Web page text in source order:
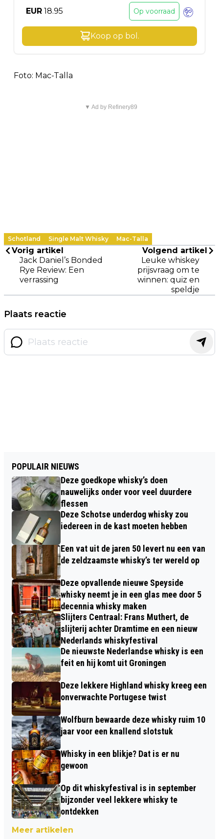
EUR 18.95 Op voorraad
Koop op bol .
Foto: Mac-Talla
▼ Ad by Refinery89
Schotland Single Malt Whisky Mac-Talla
Vorig artikel
Jack Daniel’s Bonded
Rye Review: Een
verrassing
Volgend artikel
Leuke whiskey
prijsvraag om te
winnen: quiz en
speldje
Plaats reactie
POPULAIR NIEUWS
Deze goedkope whisky’s doen
nauwelijks onder voor veel duurdere
flessen
Deze Schotse underdog whisky zou
iedereen in de kast moeten hebben
Een vat uit de jaren 50 levert nu een van
de zeldzaamste whisky’s ter wereld op
Deze opvallende nieuwe Speyside
whisky neemt je in een glas mee door 5
decennia whisky maken
Slijters Centraal: Frans Muthert, de
slijterij achter Dramtime en een nieuw
Nederlands whiskyfestival
De nieuwste Nederlandse whisky is een
feit en hij komt uit Groningen
Deze lekkere Highland whisky kreeg een
onverwachte Portugese twist
Wolfburn bewaarde deze whisky ruim 10
jaar voor een knallend slotstuk
Whisky in een blikje? Dat is er nu
gewoon
Op dit whiskyfestival is in september
bijzonder veel lekkere whisky te
ontdekken
Meer artikelen